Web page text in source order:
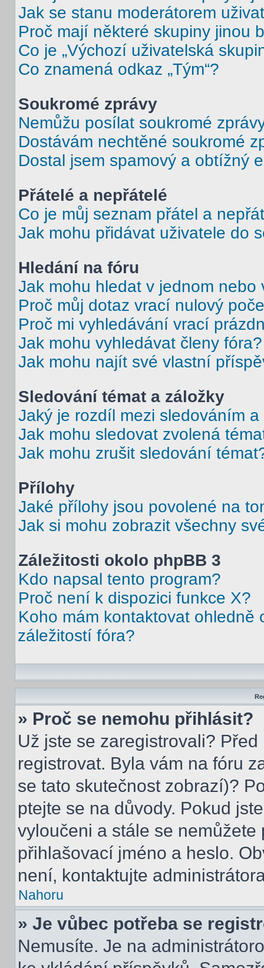
Jak se stanu moderátorem
Proč mají některé skupiny jinou
Co je „Výchozí uživatelská
Co znamená odkaz „Tým“?
Soukromé zprávy
Nemůžu posílat soukromé
Dostávám nechtěné soukromé
Dostal jsem spamový a obtížný
Přátelé a nepřátelé
Co je můj seznam přátel a
Jak mohu přidávat uživatele do
Hledání na fóru
Jak mohu hledat v jednom nebo
Proč můj dotaz vrací nulový
Proč mi vyhledávání vrací
Jak mohu vyhledávat členy fóra?
Jak mohu najít své vlastní
Sledování témat a záložky
Jaký je rozdíl mezi sledováním a
Jak mohu sledovat zvolená
Jak mohu zrušit sledování
Přílohy
Jaké přílohy jsou povolené na
Jak si mohu zobrazit všechny
Záležitosti okolo phpBB 3
Kdo napsal tento program?
Proč není k dispozici funkce X?
Koho mám kontaktovat
záležitostí fóra?
» Proč se nemohu přihlásit?
Už jste se zaregistrovali?
registrovat. Byla vám na fóru
se tato skutečnost zobrazí)?
ptejte se na důvody. Pokud
vyloučeni a stále se
přihlašovací jméno a heslo.
není, kontaktujte
Nahoru
» Je vůbec potřeba se
Nemusíte. Je na